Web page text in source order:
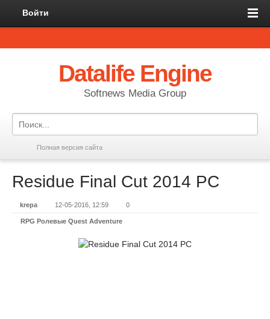
Войти
Datalife Engine
Softnews Media Group
Полная версия сайта
Residue Final Cut 2014 PC
krepa 12-05-2016, 12:59 0
RPG Ролевые Quest Adventure